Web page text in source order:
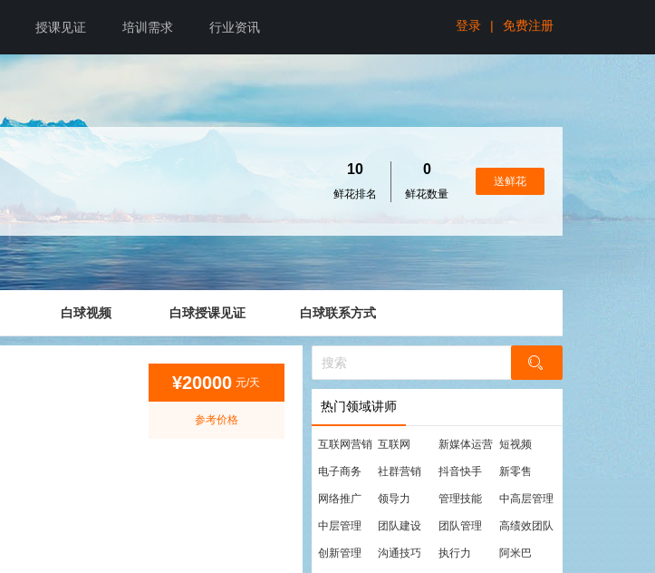
授课见证 培训需求 行业资讯 登录 | 免费注册
10
鲜花排名
0
鲜花数量
送鲜花
白球视频 白球授课见证 白球联系方式
¥20000 元/天
参考价格
热门领域讲师
互联网营销 互联网 新媒体运营 短视频
电子商务 社群营销 抖音快手 新零售
网络推广 领导力 管理技能 中高层管理
中层管理 团队建设 团队管理 高绩效团队
创新管理 沟通技巧 执行力 阿米巴